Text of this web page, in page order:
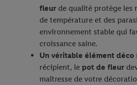
fleur de qualité protège les
de température et des
environnement stable qui
croissance saine.
Un véritable élément déco
récipient, le pot de fleur
maîtresse de votre